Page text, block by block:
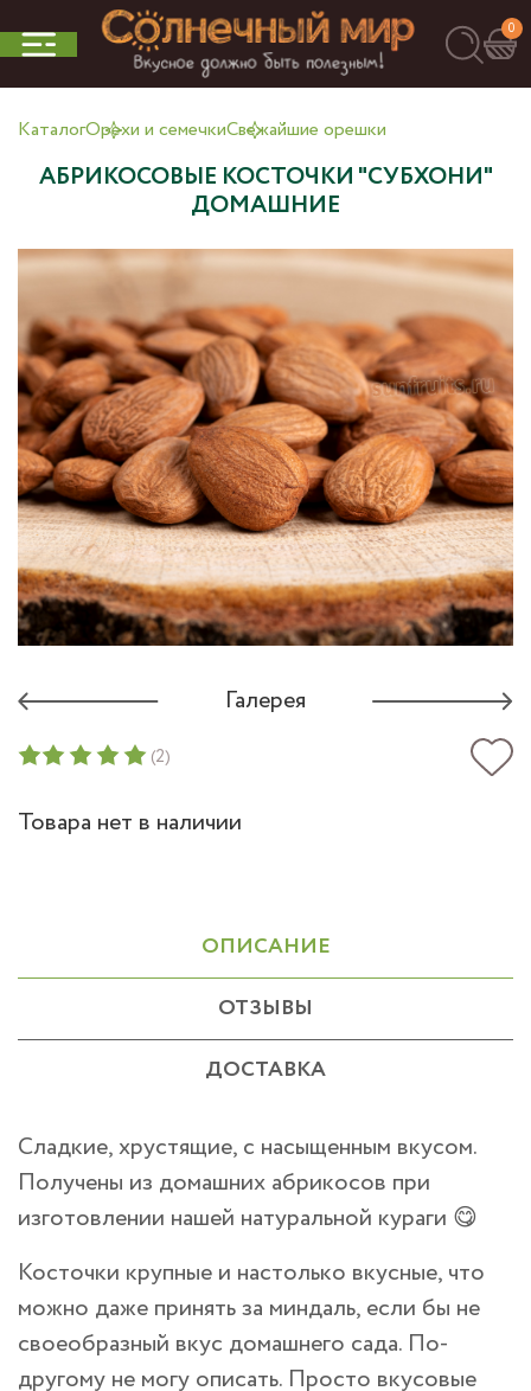
0
КаталогОрехи и семечкиСвежайшие орешки
АБРИКОСОВЫЕ КОСТОЧКИ "СУБХОНИ"
ДОМАШНИЕ
Галерея
(2)
Товара нет в наличии
ОПИСАНИЕ
ОТЗЫВЫ
ДОСТАВКА
Сладкие, хрустящие, с насыщенным вкусом.
Получены из домашних абрикосов при
изготовлении нашей натуральной кураги 😋
Косточки крупные и настолько вкусные, что
можно даже принять за миндаль, если бы не
своеобразный вкус домашнего сада. По-
другому не могу описать. Просто вкусовые